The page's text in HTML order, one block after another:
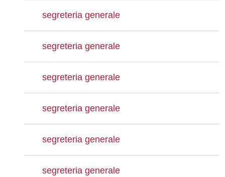
segreteria generale
segreteria generale
segreteria generale
segreteria generale
segreteria generale
segreteria generale